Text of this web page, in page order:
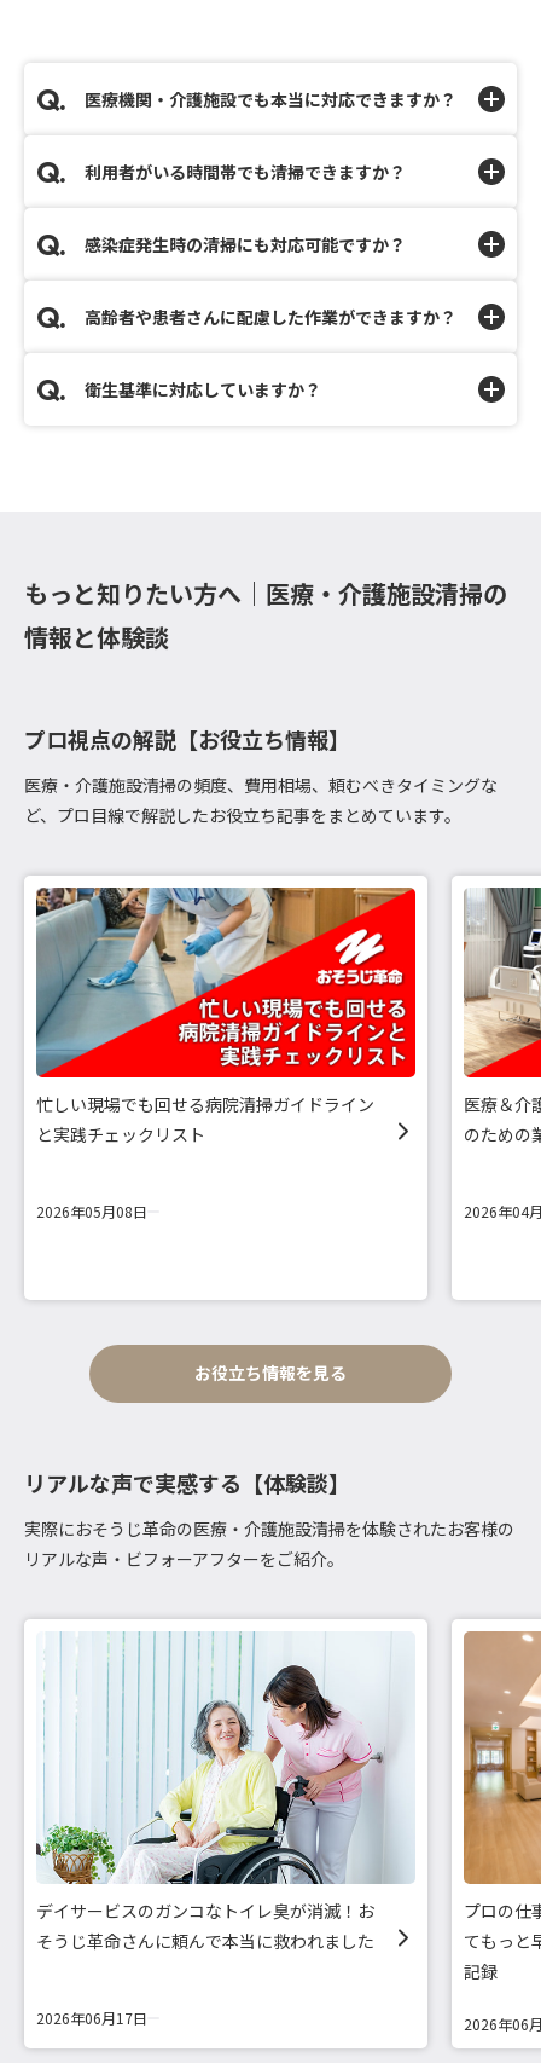
医療機関・介護施設でも本当に対応できますか？
利用者がいる時間帯でも清掃できますか？
感染症発生時の清掃にも対応可能ですか？
高齢者や患者さんに配慮した作業ができますか？
衛生基準に対応していますか？
もっと知りたい方へ｜医療・介護施設清掃の
情報と体験談
プロ視点の解説【お役立ち情報】
医療・介護施設清掃の頻度、費用相場、頼むべきタイミングな
ど、プロ目線で解説したお役立ち記事をまとめています。
忙しい現場でも回せる病院清掃ガイドライン
と実践チェックリスト
2026年05月08日
医療＆介
のための
2026年04
お役立ち情報を見る
リアルな声で実感する【体験談】
実際におそうじ革命の医療・介護施設清掃を体験されたお客様の
リアルな声・ビフォーアフターをご紹介。
デイサービスのガンコなトイレ臭が消滅！お
そうじ革命さんに頼んで本当に救われました
2026年06月17日
プロの仕
てもっと
記録
2026年06